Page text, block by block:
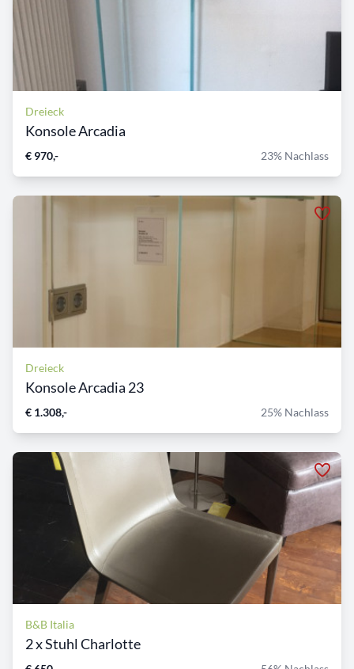
Dreieck
Konsole Arcadia
€ 970,- 23% Nachlass
Dreieck
Konsole Arcadia 23
€ 1.308,- 25% Nachlass
B&B Italia
2 x Stuhl Charlotte